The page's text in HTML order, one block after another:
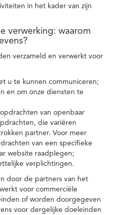
in het kader van zijn
verwerking: waarom
verzameld en verwerkt voor
u te kunnen communiceren;
en om onze diensten te
van openbaar
die variëren
partner. Voor meer
van een specifieke
website raadplegen;
verplichtingen.
door de partners van het
voor commerciële
of worden doorgegeven
voor dergelijke doeleinden